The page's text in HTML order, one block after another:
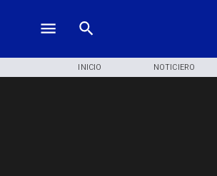
INICIO NOTICIERO